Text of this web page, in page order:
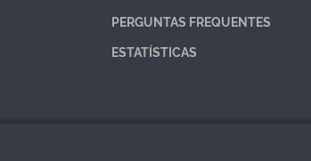
PERGUNTAS FREQUENTES
ESTATÍSTICAS